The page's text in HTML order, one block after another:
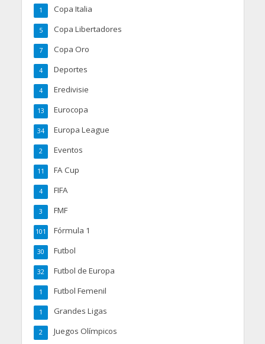
Copa Italia
1
Copa Libertadores
5
Copa Oro
7
Deportes
4
Eredivisie
4
Eurocopa
13
Europa League
34
Eventos
2
FA Cup
11
FIFA
4
FMF
3
Fórmula 1
101
Futbol
30
Futbol de Europa
32
Futbol Femenil
1
Grandes Ligas
1
Juegos Olímpicos
2